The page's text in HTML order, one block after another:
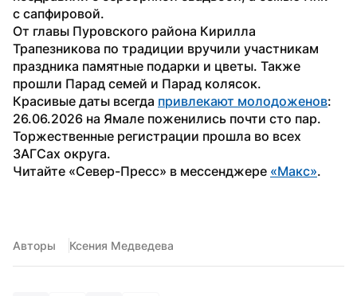
с сапфировой.
От главы Пуровского района Кирилла
Трапезникова по традиции вручили участникам
праздника памятные подарки и цветы. Также
прошли Парад семей и Парад колясок.
Красивые даты всегда привлекают молодоженов:
26.06.2026 на Ямале поженились почти сто пар.
Торжественные регистрации прошла во всех
ЗАГСах округа.
Читайте «Север-Пресс» в мессенджере «Макс».
Авторы Ксения Медведева